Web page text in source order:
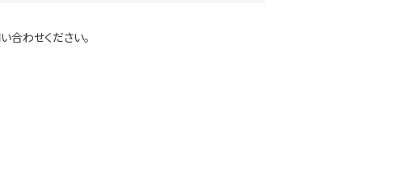
合わせください。